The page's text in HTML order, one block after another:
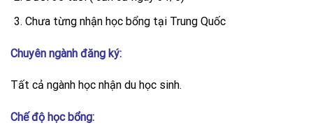
Chưa từng nhận học bổng tại Trung Quốc
Chuyên ngành đăng ký:
Tất cả ngành học nhận du học sinh.
Chế độ học bổng: